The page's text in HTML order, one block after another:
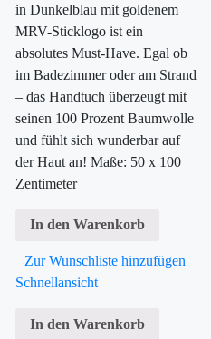
in Dunkelblau mit goldenem
MRV-Sticklogo ist ein
absolutes Must-Have. Egal ob
im Badezimmer oder am Strand
– das Handtuch überzeugt mit
seinen 100 Prozent Baumwolle
und fühlt sich wunderbar auf
der Haut an! Maße: 50 x 100
Zentimeter
In den Warenkorb
Zur Wunschliste hinzufügen
Schnellansicht
In den Warenkorb